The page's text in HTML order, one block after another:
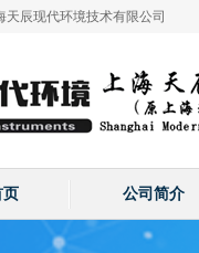
天辰现代环境技术有限公司
页 公司简介